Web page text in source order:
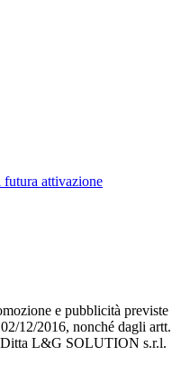
attivazione
e pubblicità previste
12/2016, nonché dagli artt.
Ditta L&G SOLUTION s.r.l.